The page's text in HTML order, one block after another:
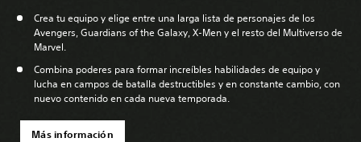
Crea tu equipo y elige entre una larga lista de personajes de los
Avengers, Guardians of the Galaxy, X-Men y el resto del Multiverso de
Marvel.
Combina poderes para formar increíbles habilidades de equipo y
lucha en campos de batalla destructibles y en constante cambio, con
nuevo contenido en cada nueva temporada.
Más información